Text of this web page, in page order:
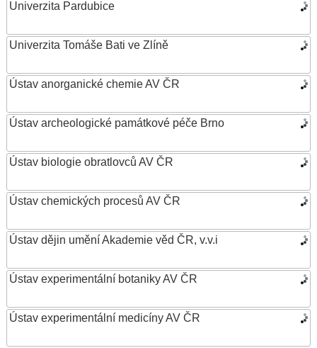
Univerzita Pardubice
Univerzita Tomáše Bati ve Zlíně
Ústav anorganické chemie AV ČR
Ústav archeologické památkové péče Brno
Ústav biologie obratlovců AV ČR
Ústav chemických procesů AV ČR
Ústav dějin umění Akademie věd ČR, v.v.i
Ústav experimentální botaniky AV ČR
Ústav experimentální medicíny AV ČR